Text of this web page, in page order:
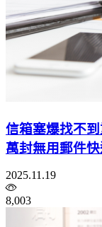
信箱塞爆找不
萬封無用郵件
2025.11.19
8,003